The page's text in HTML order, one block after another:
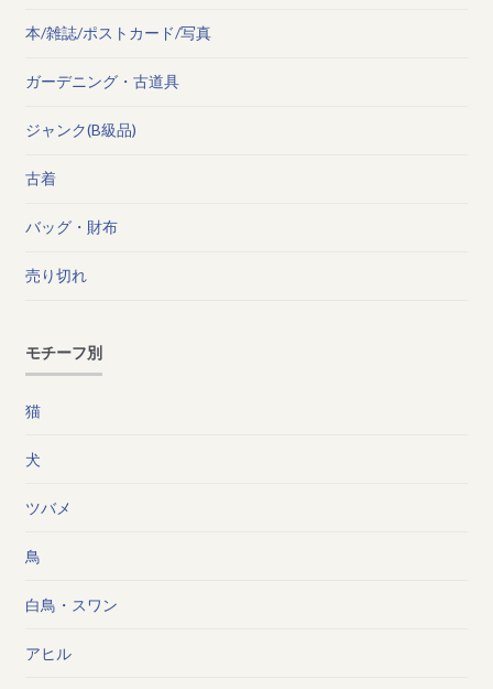
本/雑誌/ポストカード/写真
ガーデニング・古道具
ジャンク(B級品)
古着
バッグ・財布
売り切れ
モチーフ別
猫
犬
ツバメ
鳥
白鳥・スワン
アヒル